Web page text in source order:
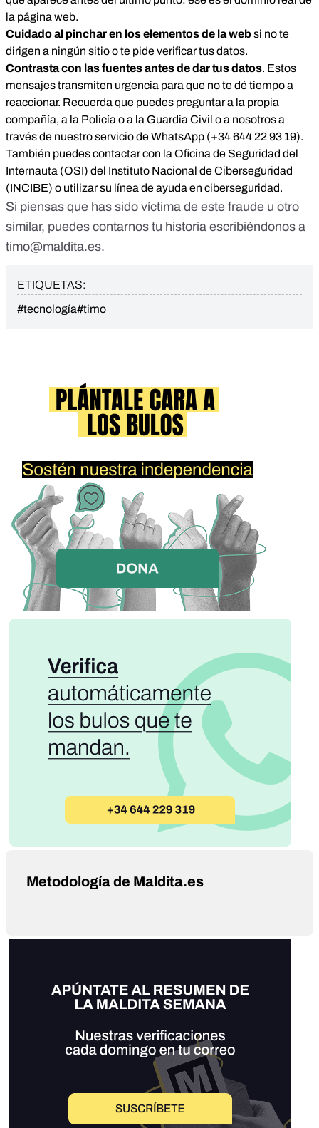
la página web.
Cuidado al pinchar en los elementos de la websi no te
dirigen a ningún sitio o te pide verificar tus datos.
Contrasta con las fuentes antes de dar tus datos. Estos
mensajes transmiten urgencia para que no te dé tiempo a
reaccionar. Recuerda que puedes preguntar a la propia
compañía, a la Policía o a la Guardia Civil o a nosotros a
través de nuestro servicio de WhatsApp (+34 644 22 93 19).
También puedes contactar con la Oficina de Seguridad del
Internauta (OSI) del Instituto Nacional de Ciberseguridad
(INCIBE) o utilizar su línea de ayuda en ciberseguridad.
Si piensas que has sido víctima de este fraude u otro
similar, puedes contarnos tu historia escribiéndonos a
timo@maldita.es.
ETIQUETAS:
#tecnología#timo
Metodología de Maldita.es